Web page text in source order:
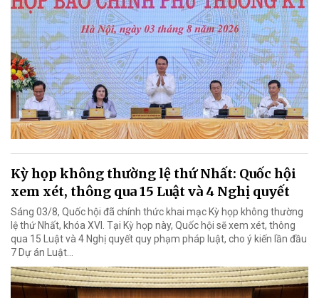
Kỳ họp không thường lệ thứ Nhất: Quốc hội
xem xét, thông qua 15 Luật và 4 Nghị quyết
Sáng 03/8, Quốc hội đã chính thức khai mạc Kỳ họp không thường
lệ thứ Nhất, khóa XVI. Tại Kỳ họp này, Quốc hội sẽ xem xét, thông
qua 15 Luật và 4 Nghị quyết quy phạm pháp luật, cho ý kiến lần đầu
7 Dự án Luật…